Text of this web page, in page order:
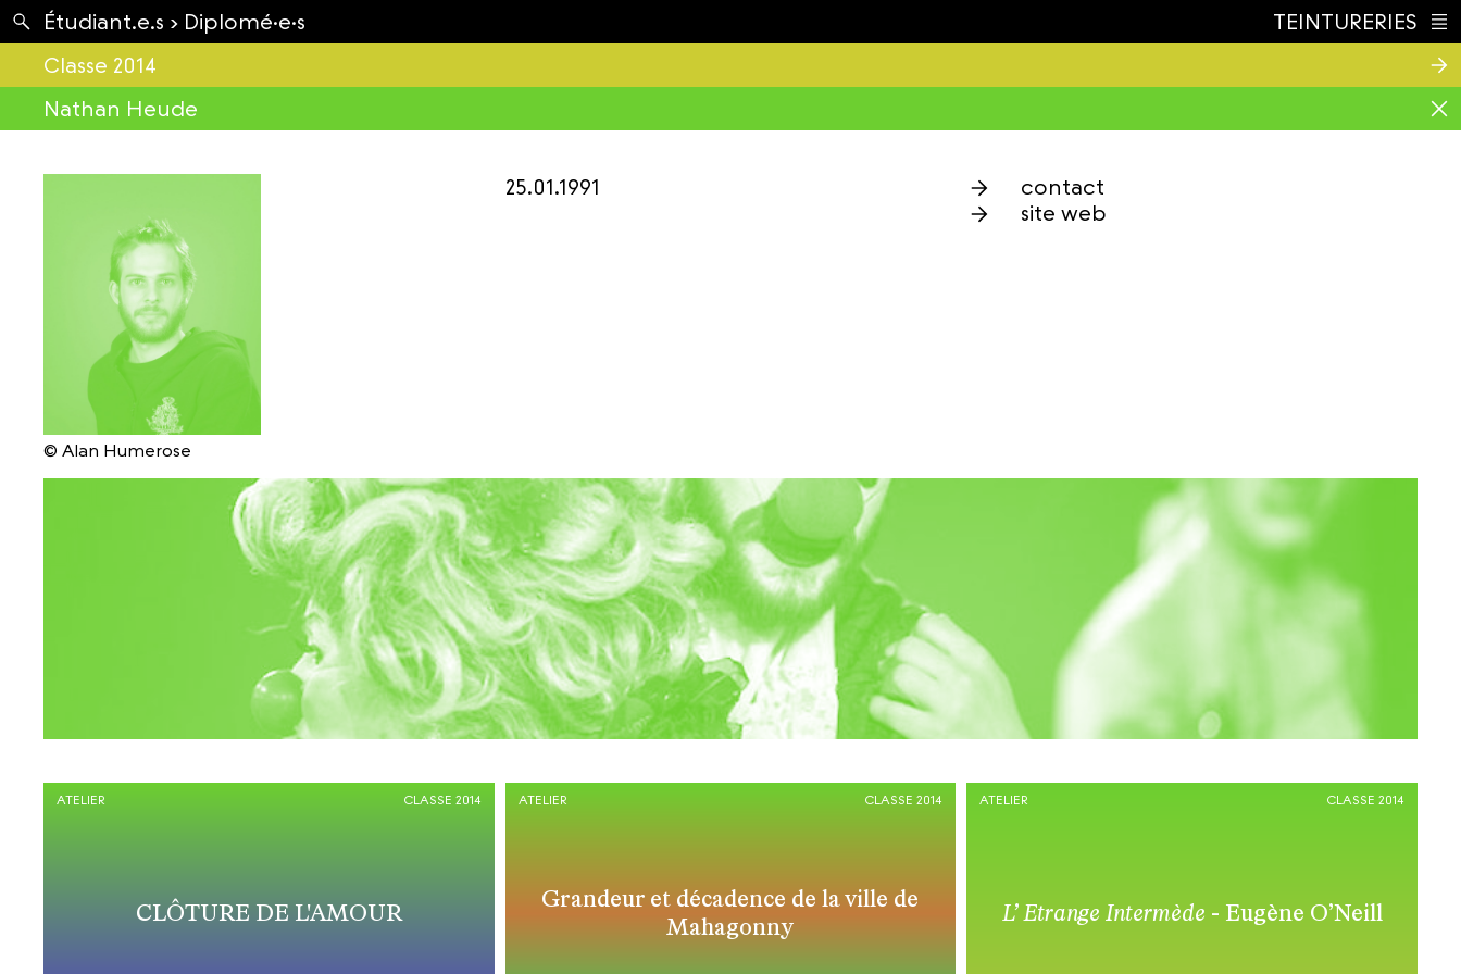
Étudiant.e.s › Diplomé·e·s
TEINTURERIES
Classe 2014
Nathan Heude
© Alan Humerose
25.01.1991
contact
site web
CLÔTURE DE L'AMOUR
ATELIER CLASSE 2014
Grandeur et décadence de la ville de
Mahagonny
ATELIER CLASSE 2014
L’ Etrange Intermède - Eugène O’Neill
ATELIER CLASSE 2014